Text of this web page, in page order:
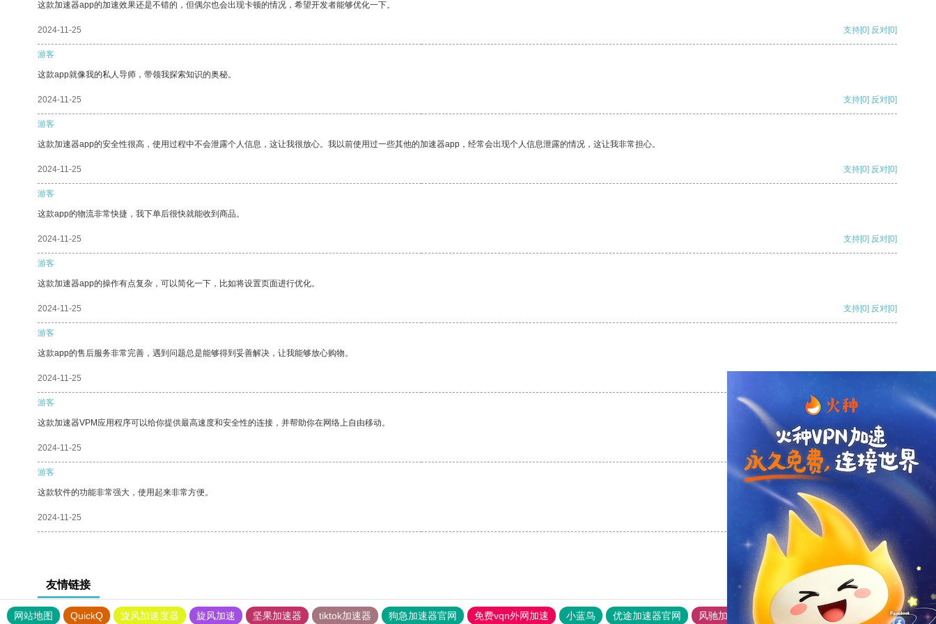
这款加速器app的加速效果还是不错的，但偶尔也会出现卡顿的情况，希望开发者能够优化一下。
2024-11-25 支持[0] 反对[0]
游客
这款app就像我的私人导师，带领我探索知识的奥秘。
2024-11-25 支持[0] 反对[0]
游客
这款加速器app的安全性很高，使用过程中不会泄露个人信息，这让我很放心。我以前使用过一些其他的加速器app，经常会出现个人信息泄露的情况，这让我非常担心。
2024-11-25 支持[0] 反对[0]
游客
这款app的物流非常快捷，我下单后很快就能收到商品。
2024-11-25 支持[0] 反对[0]
游客
这款加速器app的操作有点复杂，可以简化一下，比如将设置页面进行优化。
2024-11-25 支持[0] 反对[0]
游客
这款app的售后服务非常完善，遇到问题总是能够得到妥善解决，让我能够放心购物。
2024-11-25
游客
这款加速器VPM应用程序可以给你提供最高速度和安全性的连接，并帮助你在网络上自由移动。
2024-11-25 支持 [0] 反对 [0]
游客
这款软件的功能非常强大，使用起来非常方便。
2024-11-25 支持
友情链接
网站地图 QuickQ 旋风加速度器 旋风加速 坚果加速器 tiktok加速器 狗急加速器官网 免费vqn外网加速 小蓝鸟 优途加速器官网 风驰加速器 旋风加速器